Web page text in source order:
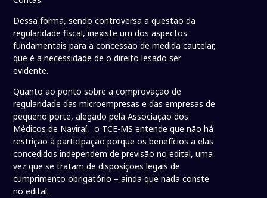
Dessa forma, sendo controversa a questão da
regularidade fiscal, inexiste um dos aspectos
fundamentais para a concessão de medida cautelar,
que é a necessidade de o direito lesado ser
evidente.
Quanto ao ponto sobre a comprovação de
regularidade das microempresas e das empresas de
pequeno porte, alegado pela Associação dos
Médicos de Naviraí, o TCE-MS entende que não há
restrição à participação porque os benefícios a elas
concedidos independem de previsão no edital, uma
vez que se tratam de disposições legais de
cumprimento obrigatório – ainda que nada conste
no edital.